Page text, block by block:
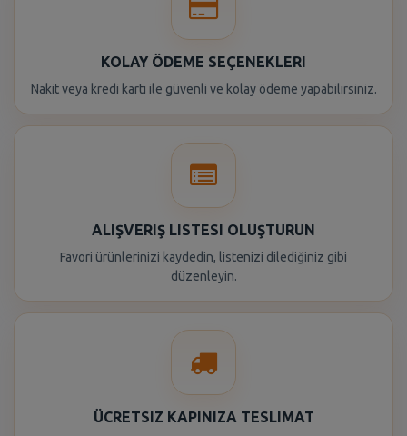
KOLAY ÖDEME SEÇENEKLERI
Nakit veya kredi kartı ile güvenli ve kolay ödeme yapabilirsiniz.
ALIŞVERIŞ LISTESI OLUŞTURUN
Favori ürünlerinizi kaydedin, listenizi dilediğiniz gibi
düzenleyin.
ÜCRETSIZ KAPINIZA TESLIMAT